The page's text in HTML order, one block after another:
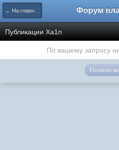
← На главную
Публикации Xa1n
По вашему запросу
Полная